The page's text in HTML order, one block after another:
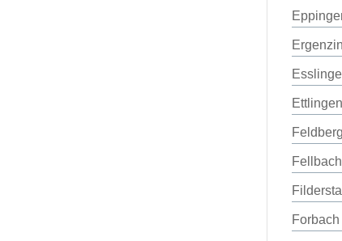
Ettlingen
Feldberg
Fellbach
Forbach